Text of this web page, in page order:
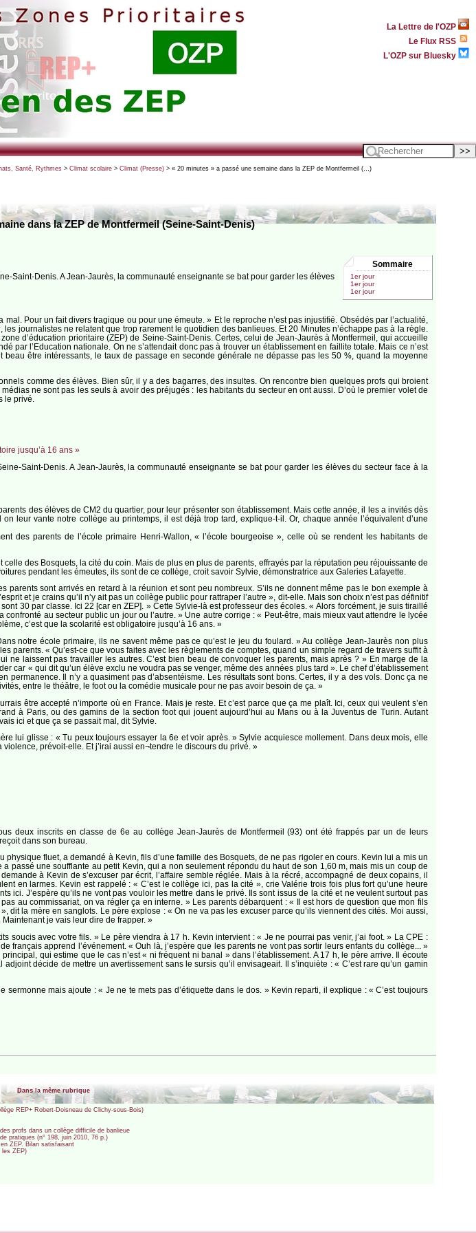
La Lettre de l'OZP
Le Flux RSS
L'OZP sur Bluesky
Santé, Rythmes> Climat scolaire> Climat (Presse)> « 20 minutes » a passé une semaine dans la ZEP de Montfermeil (…)
dans la ZEP de Montfermeil (Seine-Saint-Denis)
Sommaire
1er jour
1er jour
1er jour
Saint-Denis. A Jean-Jaurès, la communauté enseignante se bat pour garder les élèves
Pour un fait divers tragique ou pour une émeute. » Et le reproche n’est pas injustifié. Obsédés par l’actualité,
journalistes ne relatent que trop rarement le quotidien des banlieues. Et 20 Minutes n’échappe pas à la règle.
d’éducation prioritaire (ZEP) de Seine-Saint-Denis. Certes, celui de Jean-Jaurès à Montfermeil, qui accueille
par l’Education nationale. On ne s’attendait donc pas à trouver un établissement en faillite totale. Mais ce n’est
être intéressants, le taux de passage en seconde générale ne dépasse pas les 50 %, quand la moyenne
comme des élèves. Bien sûr, il y a des bagarres, des insultes. On rencontre bien quelques profs qui broient
ne sont pas les seuls à avoir des préjugés : les habitants du secteur en ont aussi. D’où le premier volet de
le privé.
jusqu’à 16 ans »
Saint-Denis. A Jean-Jaurès, la communauté enseignante se bat pour garder les élèves du secteur face à la
des élèves de CM2 du quartier, pour leur présenter son établissement. Mais cette année, il les a invités dès
leur vante notre collège au printemps, il est déjà trop tard, explique-t-il. Or, chaque année l’équivalent d’une
des parents de l’école primaire Henri-Wallon, « l’école bourgeoise », celle où se rendent les habitants de
des Bosquets, la cité du coin. Mais de plus en plus de parents, effrayés par la réputation peu réjouissante de
pendant les émeutes, ils sont de ce collège, croit savoir Sylvie, démonstratrice aux Galeries Lafayette.
parents sont arrivés en retard à la réunion et sont peu nombreux. S’ils ne donnent même pas le bon exemple à
et je crains qu’il n’y ait pas un collège public pour rattraper l’autre », dit-elle. Mais son choix n’est pas définitif
30 par classe. Ici 22 [car en ZEP]. » Cette Sylvie-là est professeur des écoles. « Alors forcément, je suis tiraillé
au secteur public un jour ou l’autre. » Une autre corrige : « Peut-être, mais mieux vaut attendre le lycée
c’est que la scolarité est obligatoire jusqu’à 16 ans. »
notre école primaire, ils ne savent même pas ce qu’est le jeu du foulard. » Au collège Jean-Jaurès non plus
parents. « Qu’est-ce que vous faites avec les règlements de comptes, quand un simple regard de travers suffit à
laissent pas travailler les autres. C’est bien beau de convoquer les parents, mais après ? » En marge de la
car « qui dit qu’un élève exclu ne voudra pas se venger, même des années plus tard ». Le chef d’établissement
Il n’y a quasiment pas d’absentéisme. Les résultats sont bons. Certes, il y a des vols. Donc ça ne
entre le théâtre, le foot ou la comédie musicale pour ne pas avoir besoin de ça. »
être accepté n’importe où en France. Mais je reste. Et c’est parce que ça me plaît. Ici, ceux qui veulent s’en
à Paris, ou des gamins de la section foot qui jouent aujourd’hui au Mans ou à la Juventus de Turin. Autant
ici et que ça se passait mal, dit Sylvie.
lui glisse : « Tu peux toujours essayer la 6e et voir après. » Sylvie acquiesce mollement. Dans deux mois, elle
prévoit-elle. Et j’irai aussi en¬tendre le discours du privé. »
deux inscrits en classe de 6e au collège Jean-Jaurès de Montfermeil (93) ont été frappés par un de leurs
dans son bureau.
fluet, a demandé à Kevin, fils d’une famille des Bosquets, de ne pas rigoler en cours. Kevin lui a mis un
a passé une soufflante au petit Kevin, qui a non seulement répondu du haut de son 1,60 m, mais mis un coup de
à Kevin de s’excuser par écrit, l’affaire semble réglée. Mais à la récré, accompagné de deux copains, il
en larmes. Kevin est rappelé : « C’est le collège ici, pas la cité », crie Valérie trois fois plus fort qu’une heure
ici. J’espère qu’ils ne vont pas vouloir les mettre dans le privé. Ils sont issus de la cité et ne veulent surtout pas
au commissariat, on va régler ça en interne. » Les parents débarquent : « Il est hors de question que mon fils
la mère en sanglots. Le père explose : « On ne va pas les excuser parce qu’ils viennent des cités. Moi aussi,
Maintenant je vais leur dire de frapper. »
soucis avec votre fils. » Le père viendra à 17 h. Kevin intervient : « Je ne pourrai pas venir, j’ai foot. » La CPE :
français apprend l’événement. « Ouh là, j’espère que les parents ne vont pas sortir leurs enfants du collège... »
qui estime que le cas n’est « ni fréquent ni banal » dans l’établissement. A 17 h, le père arrive. Il écoute
décide de mettre un avertissement sans le sursis qu’il envisageait. Il s’inquiète : « C’est rare qu’un gamin
mais ajoute : « Je ne te mets pas d’étiquette dans le dos. » Kevin reparti, il explique : « C’est toujours
Dans la même rubrique
REP+ Robert-Doisneau de Clichy-sous-Bois)
profs dans un collège difficile de banlieue
pratiques (n° 198, juin 2010, 76 p.)
ZEP. Bilan satisfaisant
les ZEP)